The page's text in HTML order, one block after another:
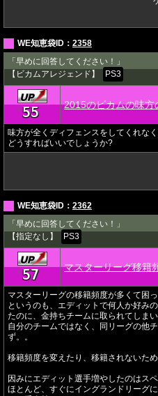
WE知恵袋ID： 2358
「早めに回答してください！」
【ビカムアレジェンド】
PS3
★55 2015のビカムの味方
味方が全くディフェンスをしてくれな
どうすればいいでしょうか?
WE知恵袋ID： 2362
「早めに回答してください！」
【指定なし】
PS3
★57 マスターリーグ移籍
マスターリーグの移籍頻度が多くて困っ
というのも、エディットで何人か好み
たのに、金持ちチームに取られてしまい
自分のチームではなく、同リーグの他
ず。。
移籍頻度を変えたり、移籍されないた
因みにエディット選手増やしたのはスペ
ほとんど、すぐにイングランドリーグ